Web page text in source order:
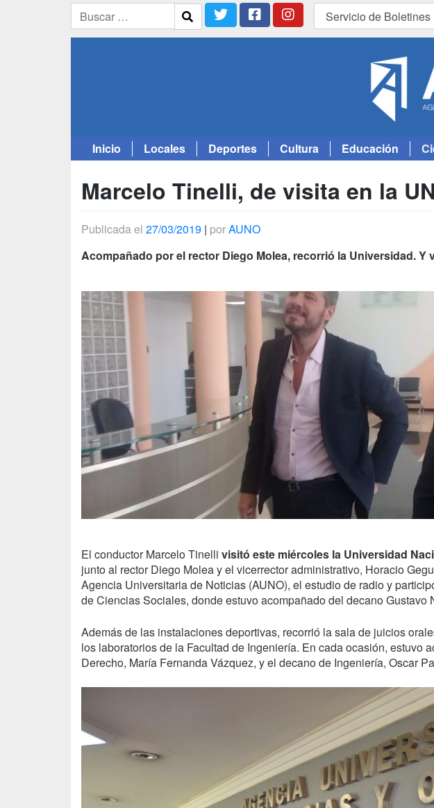
Inicio Locales Deportes Cultura Educación
Marcelo Tinelli, de visita en la
Publicada el 27/03/2019 | porAUNO
Acompañado por el rector Diego Molea, recorrió la Universidad. Y
El conductor Marcelo Tinelli visitó este miércoles la Universidad
junto al rector Diego Molea y el vicerrector administrativo, Horacio
Agencia Universitaria de Noticias (AUNO), el estudio de radio y
de Ciencias Sociales, donde estuvo acompañado del decano Gustavo
Además de las instalaciones deportivas, recorrió la sala de juicios
los laboratorios de la Facultad de Ingeniería. En cada ocasión, estuvo
Derecho, María Fernanda Vázquez, y el decano de Ingeniería, Oscar